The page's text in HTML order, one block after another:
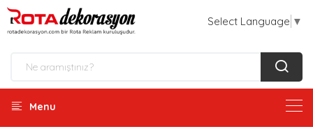
Select Language ▼
Menu